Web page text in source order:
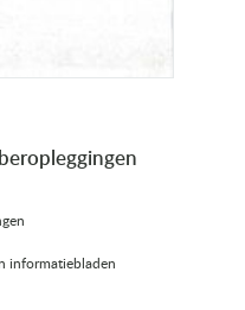
informatiebladen